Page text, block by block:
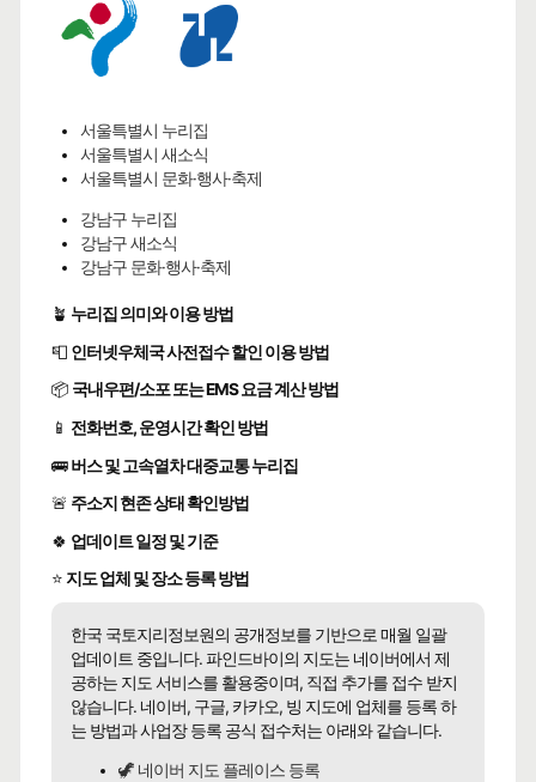
서울특별시 누리집
서울특별시 새소식
서울특별시 문화·행사·축제
강남구 누리집
강남구 새소식
강남구 문화·행사·축제
🪴 누리집 의미와 이용 방법
📮 인터넷우체국 사전접수 할인 이용 방법
📦 국내우편/소포 또는 EMS 요금 계산 방법
📱 전화번호, 운영시간 확인 방법
🚌버스 및 고속열차 대중교통 누리집
🚨 주소지 현존 상태 확인방법
🍀 업데이트 일정 및 기준
⭐ 지도 업체 및 장소 등록 방법
한국 국토지리정보원의 공개정보를 기반으로 매월 일괄
업데이트 중입니다. 파인드바이의 지도는 네이버에서 제
공하는 지도 서비스를 활용중이며, 직접 추가를 접수 받지
않습니다. 네이버, 구글, 카카오, 빙 지도에 업체를 등록 하
는 방법과 사업장 등록 공식 접수처는 아래와 같습니다.
🦖 네이버 지도 플레이스 등록